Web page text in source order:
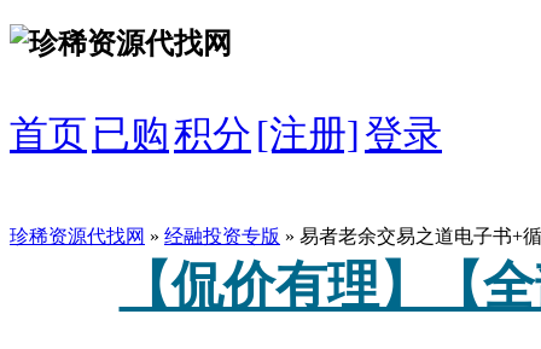
首页 已购积分[注册]登录
珍稀资源代找网 » 经融投资专版 » 易者老余交易之道电子书+
【侃价有理】【